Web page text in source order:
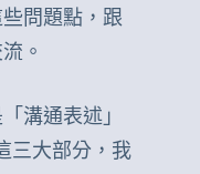
問題點，跟
。
溝通表述」
三大部分，我